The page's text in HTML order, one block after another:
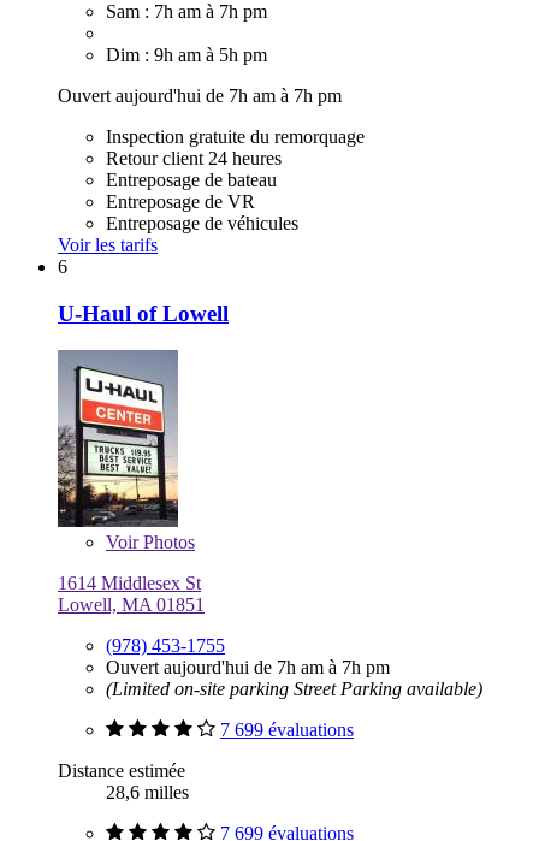
Sam : 7h am à 7h pm
Dim : 9h am à 5h pm
Ouvert aujourd'hui de 7h am à 7h pm
Inspection gratuite du remorquage
Retour client 24 heures
Entreposage de bateau
Entreposage de VR
Entreposage de véhicules
Voir les tarifs
6
U-Haul of Lowell
VoirPhotos
1614 Middlesex St
Lowell, MA 01851
(978) 453-1755
Ouvert aujourd'hui de 7h am à 7h pm
(Limited on-site parking Street Parking available)
7 699 évaluations
Distance estimée
28,6 milles
7 699 évaluations